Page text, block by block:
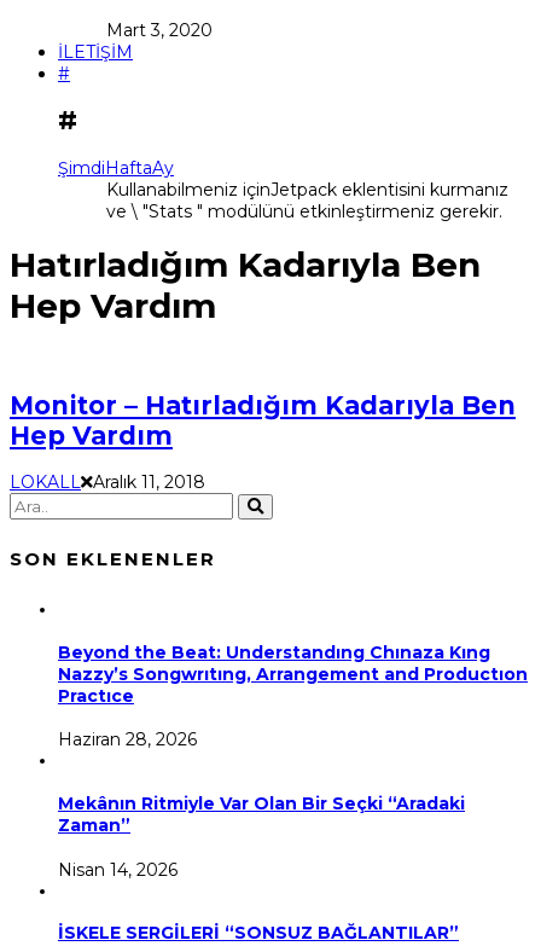
Mart 3, 2020
İLETİŞİM
#
#
ŞimdiHaftaAy
Kullanabilmeniz içinJetpack eklentisini kurmanız
ve \ "Stats " modülünü etkinleştirmeniz gerekir.
Hatırladığım Kadarıyla Ben
Hep Vardım
Monitor – Hatırladığım Kadarıyla Ben
Hep Vardım
LOKALL Aralık 11, 2018
SON EKLENENLER
Beyond the Beat: Understandıng Chınaza Kıng
Nazzy’s Songwrıtıng, Arrangement and Productıon
Practıce
Haziran 28, 2026
Mekânın Ritmiyle Var Olan Bir Seçki “Aradaki
Zaman”
Nisan 14, 2026
İSKELE SERGİLERİ “SONSUZ BAĞLANTILAR”